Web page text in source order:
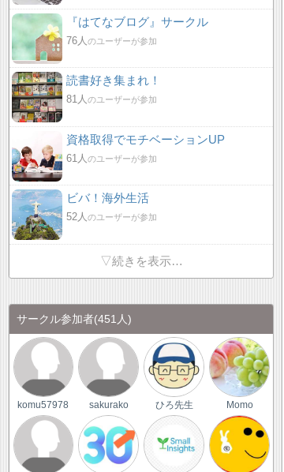
『はてなブログ』サークル
76人のユーザーが参加
読書好き集まれ！
81人のユーザーが参加
資格取得でモチベーションUP
61人のユーザーが参加
ビバ！海外生活
52人のユーザーが参加
▽続きを表示…
サークル参加者(451人)
komu57978 sakurako ひろ先生 Momo